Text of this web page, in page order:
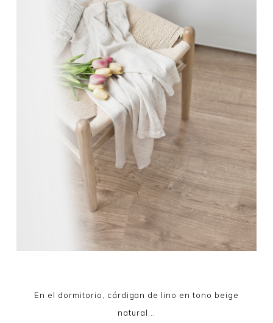
En el dormitorio, cárdigan de lino en tono beige
natural...